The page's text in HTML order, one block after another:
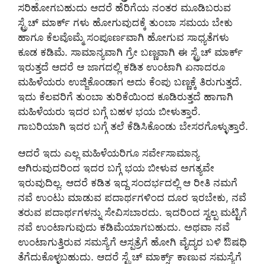
ಸರಿಹೋಗಬಹುದು ಆದರೆ ಹೆರಿಗೆಯ ನಂತರ ಮೂಡಿಬರುವ
ಸ್ಟ್ರೆಚ್ ಮಾರ್ಕ್ ಗಳು ಹೋಗುವುದಕ್ಕೆ ತುಂಬಾ ಸಮಯ ಬೇಕು
ಹಾಗೂ ಕೆಲವೊಮ್ಮೆ ಸಂಪೂರ್ಣವಾಗಿ ಹೋಗುವ ಸಾಧ್ಯತೆಗಳು
ಕೂಡ ಕಡಿಮೆ. ಸಾಮಾನ್ಯವಾಗಿ ಗ್ರೇ ಬಣ್ಣವಾಗಿ ಈ ಸ್ಟ್ರೆಚ್ ಮಾರ್ಕ್
ಇರುತ್ತದೆ ಆದರೆ ಆ ಜಾಗದಲ್ಲಿ ಕಡಿತ ಉಂಟಾಗಿ ಏನಾದರೂ
ಮಹಿಳೆಯರು ಉಜ್ಜಿಕೊಂಡಾಗ ಅದು ಕೆಂಪು ಬಣ್ಣಕ್ಕೆ ತಿರುಗುತ್ತದೆ.
ಇದು ಕೆಲವರಿಗೆ ತುಂಬಾ ತುರಿಕೆಯಿಂದ ಕೂಡಿರುತ್ತದೆ ಹಾಗಾಗಿ
ಮಹಿಳೆಯರು ಇದರ ಬಗ್ಗೆ ಬಹಳ ಭಯ ಬೀಳುತ್ತಾರೆ.
ಗಾಬರಿಯಾಗಿ ಇದರ ಬಗ್ಗೆ ತಲೆ ಕೆಡಿಸಿಕೊಂಡು ಬೇಸರಗೊಳ್ಳುತ್ತಾರೆ.
ಆದರೆ ಇದು ಎಲ್ಲ ಮಹಿಳೆಯರಿಗೂ ಸರ್ವೇಸಾಮಾನ್ಯ
ಆಗಿರುವುದರಿಂದ ಇದರ ಬಗ್ಗೆ ಭಯ ಬೀಳುವ ಅಗತ್ಯವೇ
ಇರುವುದಿಲ್ಲ. ಆದರೆ ಕಡಿತ ಇದ್ದ ಸಂದರ್ಭದಲ್ಲಿ ಆ ರೀತಿ ನಮಗೆ
ನವೆ ಉಂಟು ಮಾಡುವ ಪದಾರ್ಥಗಳಿಂದ ದೂರ ಇರಬೇಕು, ನವೆ
ತರುವ ಪದಾರ್ಥಗಳನ್ನು ಸೇವಿಸಬಾರದು. ಇದರಿಂದ ಸ್ವಲ್ಪ ಮಟ್ಟಿಗೆ
ನವೆ ಉಂಟಾಗುವುದು ಕಡಿಮೆಯಾಗಬಹುದು. ಅಥವಾ ನವೆ
ಉಂಟಾಗುತ್ತಿರುವ ಸಮಸ್ಯೆಗೆ ಆಸ್ಪತ್ರೆಗೆ ಹೋಗಿ ವೈದ್ಯರ ಬಳಿ ಔಷಧಿ
ತೆಗೆದುಕೊಳ್ಳಬಹುದು. ಆದರೆ ಸ್ಟ್ರೆಚ್ ಮಾರ್ಕ್ಸ್ ಕಾಣುವ ಸಮಸ್ಯೆಗೆ